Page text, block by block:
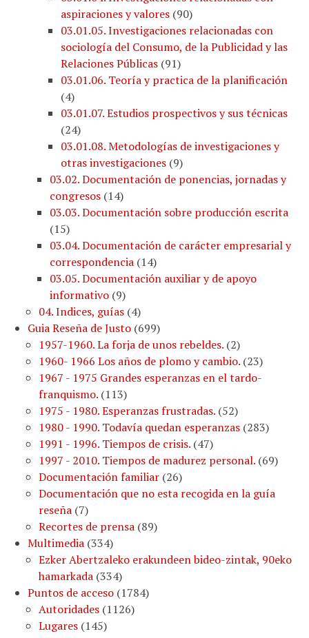
aspiraciones y valores (90)
03.01.05. Investigaciones relacionadas con
sociología del Consumo, de la Publicidad y las
Relaciones Públicas (91)
03.01.06. Teoría y practica de la planificación
(4)
03.01.07. Estudios prospectivos y sus técnicas
(24)
03.01.08. Metodologías de investigaciones y
otras investigaciones (9)
03.02. Documentación de ponencias, jornadas y
congresos (14)
03.03. Documentación sobre producción escrita
(15)
03.04. Documentación de carácter empresarial y
correspondencia (14)
03.05. Documentación auxiliar y de apoyo
informativo (9)
04. Indices, guías (4)
Guia Reseña de Justo (699)
1957-1960. La forja de unos rebeldes. (2)
1960- 1966 Los años de plomo y cambio. (23)
1967 - 1975 Grandes esperanzas en el tardo-
franquismo. (113)
1975 - 1980. Esperanzas frustradas. (52)
1980 - 1990. Todavía quedan esperanzas (283)
1991 - 1996. Tiempos de crisis. (47)
1997 - 2010. Tiempos de madurez personal. (69)
Documentación familiar (26)
Documentación que no esta recogida en la guía
reseña (7)
Recortes de prensa (89)
Multimedia (334)
Ezker Abertzaleko erakundeen bideo-zintak, 90eko
hamarkada (334)
Puntos de acceso (1784)
Autoridades (1126)
Lugares (145)